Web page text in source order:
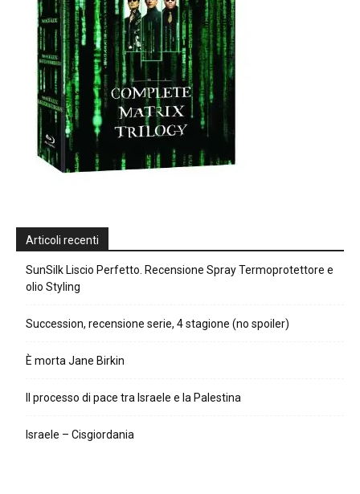
Articoli recenti
SunSilk Liscio Perfetto. Recensione Spray Termoprotettore e
olio Styling
Succession, recensione serie, 4 stagione (no spoiler)
È morta Jane Birkin
Il processo di pace tra Israele e la Palestina
Israele – Cisgiordania